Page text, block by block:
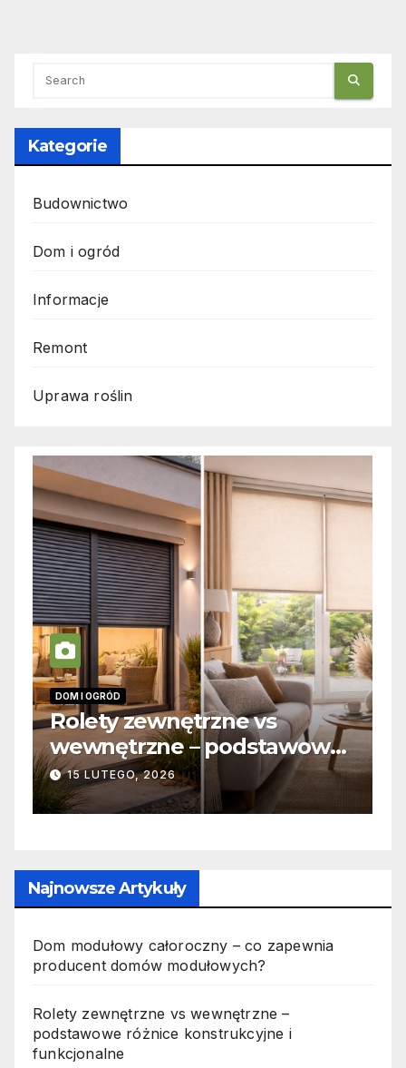
Kategorie
Budownictwo
Dom i ogród
Informacje
Remont
Uprawa roślin
vs
– podstawowe
konstrukcyjne i
2026
INFORMACJE
Zabicie
jak wygląda
19 PAŹDZIERNIKA,
Najnowsze Artykuły
Dom modułowy całoroczny – co zapewnia
producent domów modułowych?
Rolety zewnętrzne vs wewnętrzne –
podstawowe różnice konstrukcyjne i
funkcjonalne